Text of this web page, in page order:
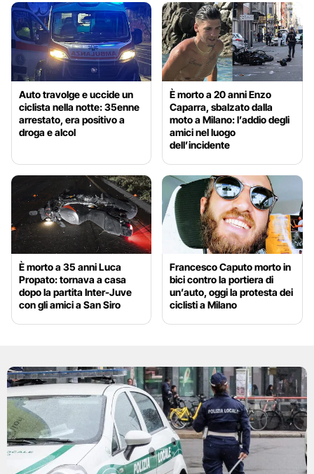
Auto travolge e uccide un
ciclista nella notte: 35enne
arrestato, era positivo a
droga e alcol
È morto a 20 anni Enzo
Caparra, sbalzato dalla
moto a Milano: l’addio degli
amici nel luogo
dell’incidente
È morto a 35 anni Luca
Propato: tornava a casa
dopo la partita Inter-Juve
con gli amici a San Siro
Francesco Caputo morto in
bici contro la portiera di
un’auto, oggi la protesta dei
ciclisti a Milano